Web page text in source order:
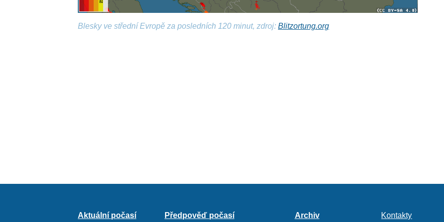
Blesky ve střední Evropě za posledních 120 minut, zdroj:Blitzortung.org
Aktuální počasí Předpověď počasí Archiv Kontakty